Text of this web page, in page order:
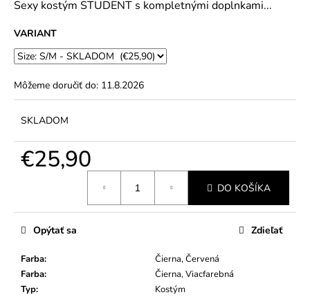
5
Sexy kostým STUDENT s kompletnými doplnkami...
VARIANT
Môžeme doručiť do: 11.8.2026
SKLADOM
€25,90
DO KOŠÍKA
Farba:
Čierna, Červená
Farba:
Čierna, Viacfarebná
Typ:
Kostým
Opýtať sa Zdieľať
m
e